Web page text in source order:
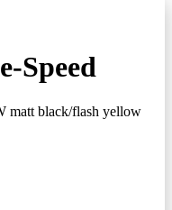
Speed
matt black/flash yellow